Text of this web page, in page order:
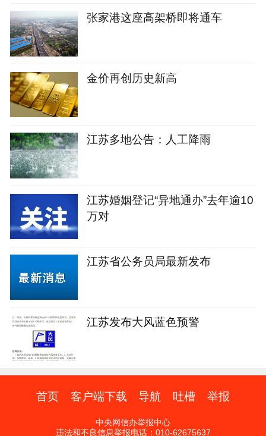
张家港这座高架桥即将通车
金价再创历史新高
江苏多地公告：人工降雨
江苏婚姻登记“异地通办”去年逾10
万对
江苏省公务员局最新发布
江苏发布大风蓝色预警
首页 客户端下载 导航 吐槽 举报
中央网信办举报中心
违法和不良信息举报电话：010-62675637